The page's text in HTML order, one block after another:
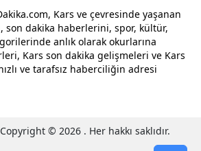
Kars ve çevresinde yaşanan
son dakika haberlerini, spor, kültür,
anlık olarak okurlarına
Kars son dakika gelişmeleri ve Kars
ve tarafsız haberciliğin adresi
Copyright © 2026 . Her hakkı saklıdır.